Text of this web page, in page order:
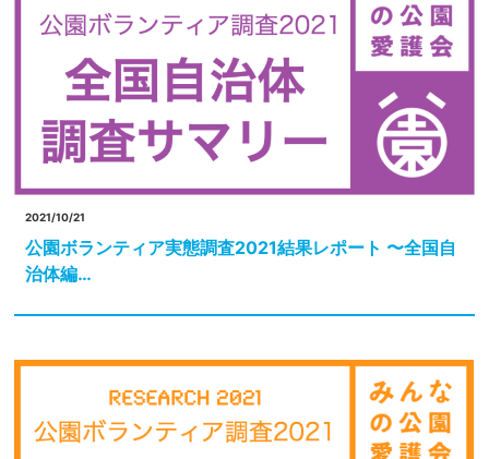
2021/10/21
公園ボランティア実態調査2021結果レポート 〜全国自
治体編…